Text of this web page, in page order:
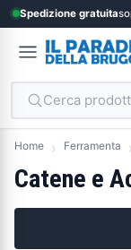
Spedizione gratuita
Cerca
Home Ferramenta
Catene e